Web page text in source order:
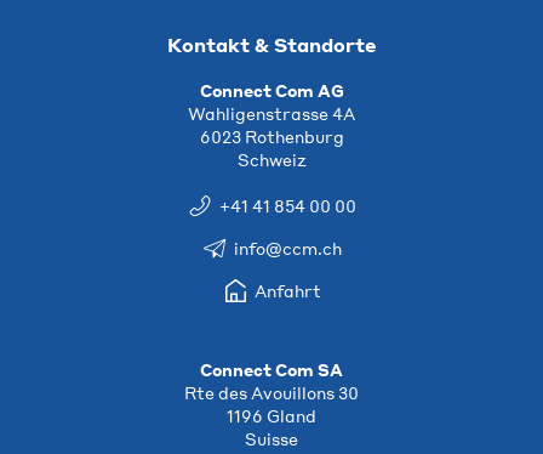
Kontakt & Standorte
Connect Com AG
Wahligenstrasse 4A
6023 Rothenburg
Schweiz
+41 41 854 00 00
info@ccm.ch
Anfahrt
Connect Com SA
Rte des Avouillons 30
1196 Gland
Suisse